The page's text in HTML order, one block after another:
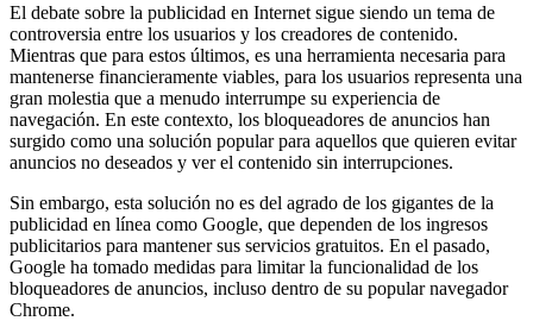
El debate sobre la publicidad en Internet sigue siendo un tema de
controversia entre los usuarios y los creadores de contenido.
Mientras que para estos últimos, es una herramienta necesaria para
mantenerse financieramente viables, para los usuarios representa una
gran molestia que a menudo interrumpe su experiencia de
navegación. En este contexto, los bloqueadores de anuncios han
surgido como una solución popular para aquellos que quieren evitar
anuncios no deseados y ver el contenido sin interrupciones.
Sin embargo, esta solución no es del agrado de los gigantes de la
publicidad en línea como Google, que dependen de los ingresos
publicitarios para mantener sus servicios gratuitos. En el pasado,
Google ha tomado medidas para limitar la funcionalidad de los
bloqueadores de anuncios, incluso dentro de su popular navegador
Chrome.